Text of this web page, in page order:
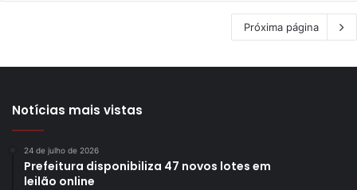
Próxima página
Notícias mais vistas
24 de julho de 2026
Prefeitura disponibiliza 47 novos lotes em
leilão online